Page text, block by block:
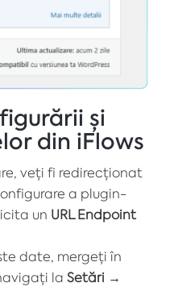
și
din iFlows
veți fi redirecționat
a plugin-
un URL Endpoint
date, mergeți în
la Setări →